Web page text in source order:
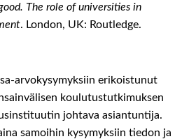
The role of universities in
. London, UK: Routledge.
arvokysymyksiin erikoistunut
koulutustutkimuksen
johtava asiantuntija.
samoihin kysymyksiin tiedon ja